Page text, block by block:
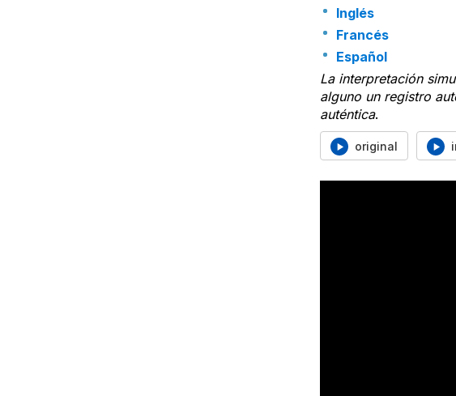
Inglés
Francés
Español
La interpretación
alguno un registro
auténtica.
original